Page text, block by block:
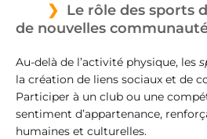
Le rôle des sports
de nouvelles
Au-delà de l’activité physique, les
la création de liens sociaux et de
Participer à un club ou une
sentiment d’appartenance,
humaines et culturelles.